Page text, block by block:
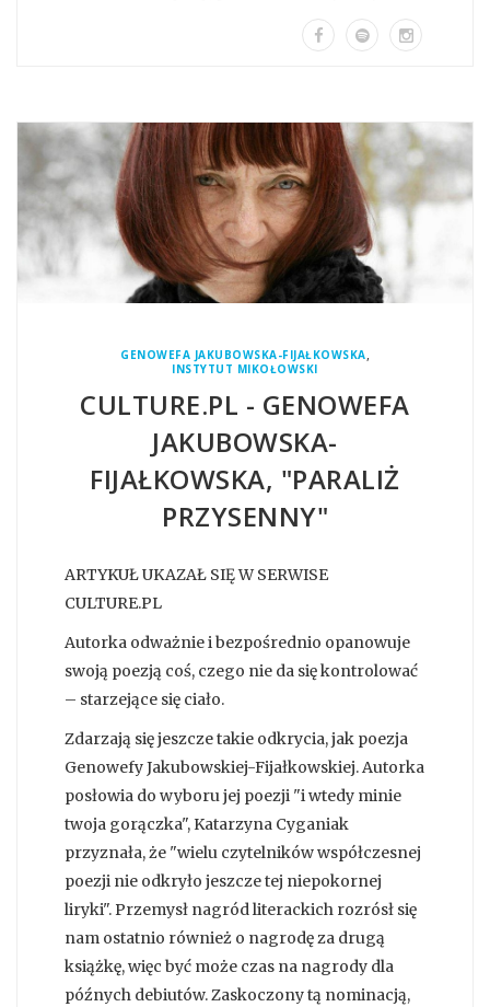
GENOWEFA JAKUBOWSKA-FIJAŁKOWSKA,
INSTYTUT MIKOŁOWSKI
CULTURE.PL - GENOWEFA
JAKUBOWSKA-
FIJAŁKOWSKA, "PARALIŻ
PRZYSENNY"
ARTYKUŁ UKAZAŁ SIĘ W SERWISE
CULTURE.PL
Autorka odważnie i bezpośrednio opanowuje
swoją poezją coś, czego nie da się kontrolować
– starzejące się ciało.
Zdarzają się jeszcze takie odkrycia, jak poezja
Genowefy Jakubowskiej-Fijałkowskiej. Autorka
posłowia do wyboru jej poezji "i wtedy minie
twoja gorączka", Katarzyna Cyganiak
przyznała, że "wielu czytelników współczesnej
poezji nie odkryło jeszcze tej niepokornej
liryki". Przemysł nagród literackich rozrósł się
nam ostatnio również o nagrodę za drugą
książkę, więc być może czas na nagrody dla
późnych debiutów. Zaskoczony tą nominacją,